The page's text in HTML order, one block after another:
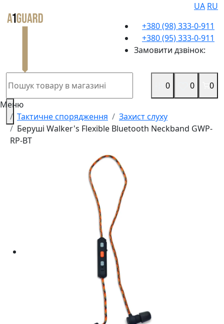
UA RU
+380 (98) 333-0-911
+380 (95) 333-0-911
Замовити дзвінок:
0 0
0
Меню
Тактичне спорядження
Захист слуху
Беруші Walker's Flexible Bluetooth Neckband GWP-
RP-BT